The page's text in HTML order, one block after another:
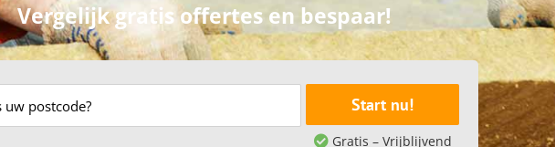
Vergelijk gratis offertes en bespaar!
Start nu!
Gratis – Vrijblijvend